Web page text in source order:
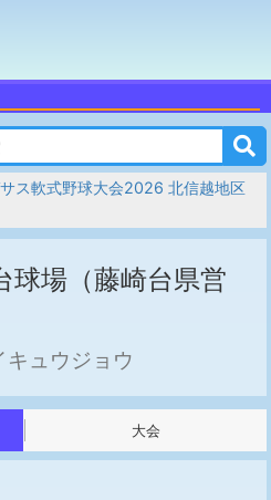
ス軟式野球大会2026 北信越地区
球場（藤崎台県営
ュウジョウ
大会